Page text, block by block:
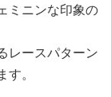
ミニンな印象の
レースパターン
。